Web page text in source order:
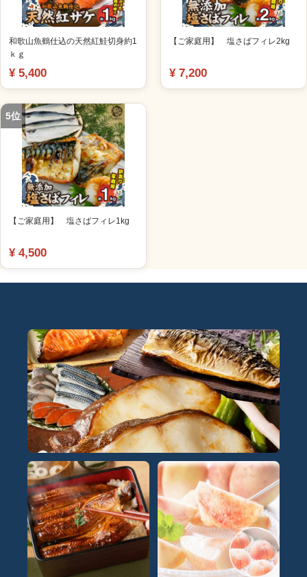
和歌山魚鶴仕込の天然紅鮭切身約1
ｋｇ
¥ 5,400
【ご家庭用】 塩さばフィレ2kg
¥ 7,200
5位
【ご家庭用】 塩さばフィレ1kg
¥ 4,500